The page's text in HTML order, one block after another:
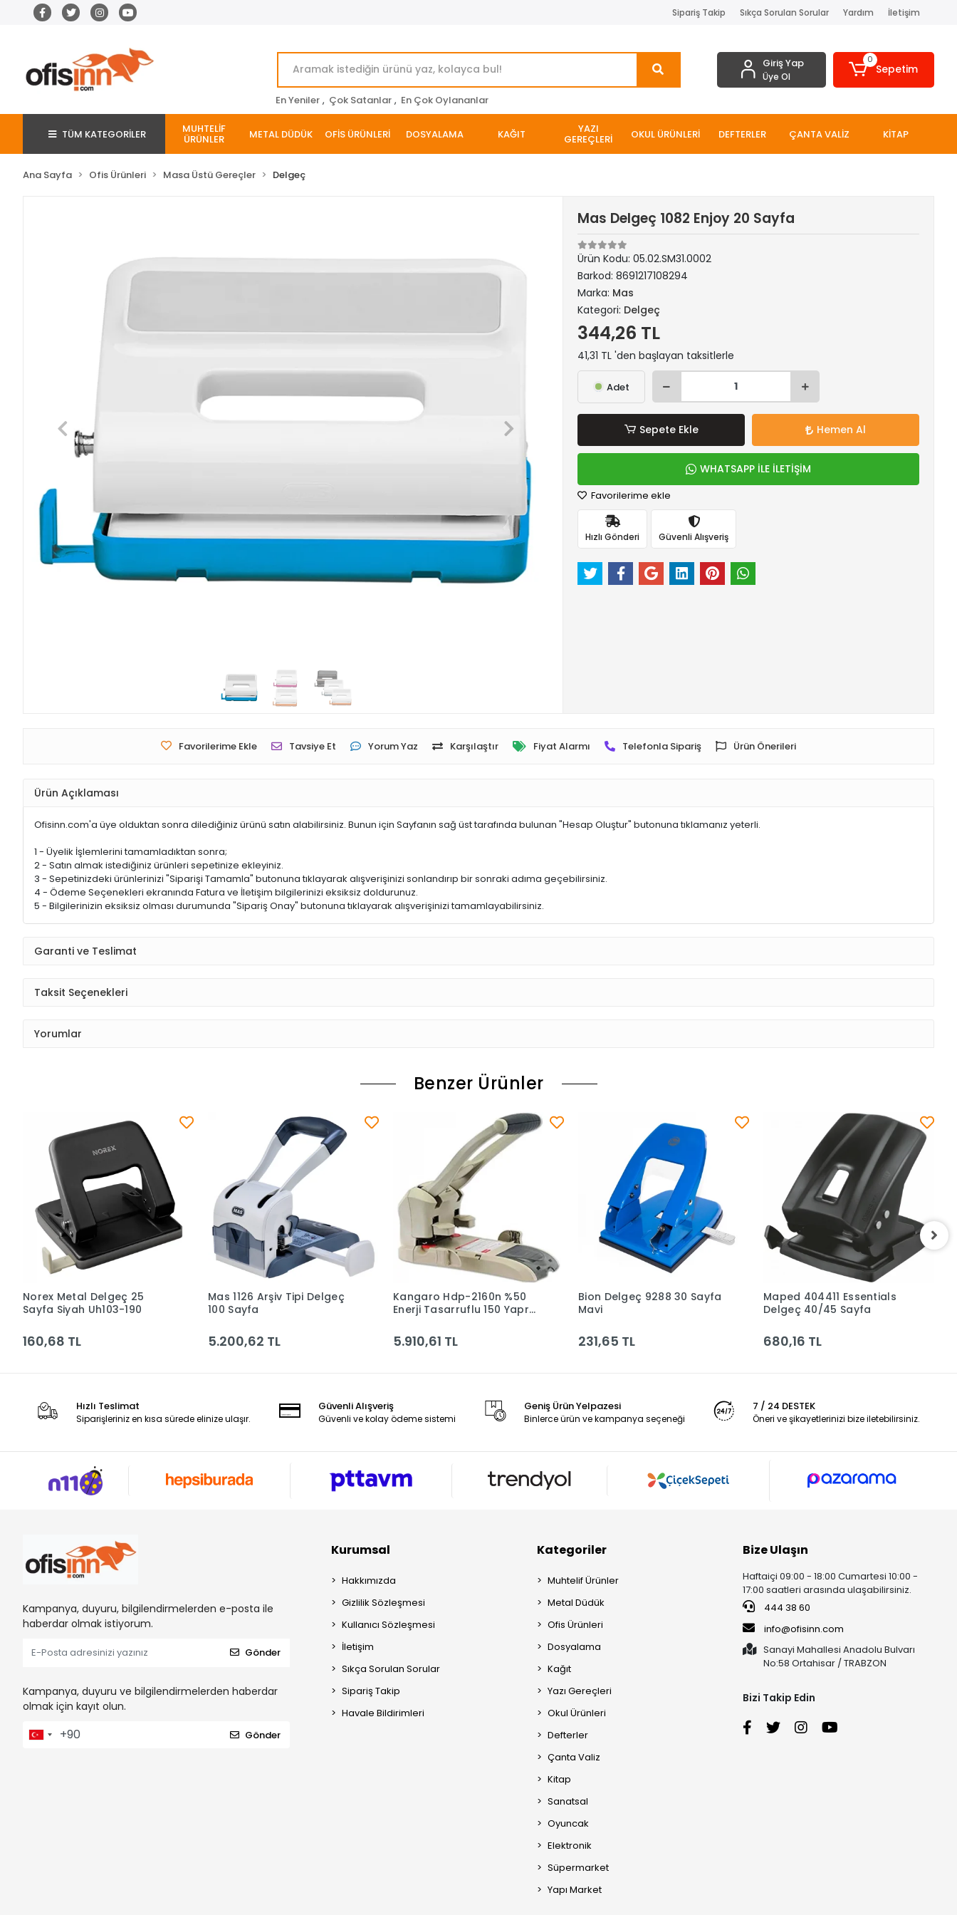
Sipariş Takip Sıkça Sorulan Sorular Yardım İletişim
En Yeniler , Çok Satanlar , En Çok Oylananlar
Giriş Yap
Üye Ol
0
Sepetim
TÜM KATEGORİLER MUHTELİF
ÜRÜNLER METAL DÜDÜK OFİS ÜRÜNLERİ DOSYALAMA KAĞIT YAZI
GEREÇLERİ OKUL ÜRÜNLERİ DEFTERLER ÇANTA VALİZ KİTAP
Ana Sayfa Ofis Ürünleri Masa Üstü Gereçler Delgeç
Mas Delgeç 1082 Enjoy 20 Sayfa
Ürün Kodu:05.02.SM31.0002
Barkod:8691217108294
Marka: Mas
Kategori: Delgeç
344,26 TL
41,31 TL 'den başlayan taksitlerle
Adet
Sepete Ekle Hemen Al
WHATSAPP İLE İLETİŞİM
Favorilerime ekle
Hızlı Gönderi Güvenli Alışveriş
Favorilerime Ekle Tavsiye Et Yorum Yaz Karşılaştır Fiyat Alarmı Telefonla Sipariş Ürün Önerileri
Ürün Açıklaması
Ofisinn.com'a üye olduktan sonra dilediğiniz ürünü satın alabilirsiniz. Bunun için Sayfanın sağ üst tarafında bulunan "Hesap Oluştur" butonuna tıklamanız yeterli.
1 - Üyelik İşlemlerini tamamladıktan sonra;
2 - Satın almak istediğiniz ürünleri sepetinize ekleyiniz.
3 - Sepetinizdeki ürünlerinizi "Siparişi Tamamla" butonuna tıklayarak alışverişinizi sonlandırıp bir sonraki adıma geçebilirsiniz.
4 - Ödeme Seçenekleri ekranında Fatura ve İletişim bilgilerinizi eksiksiz doldurunuz.
5 - Bilgilerinizin eksiksiz olması durumunda "Sipariş Onay" butonuna tıklayarak alışverişinizi tamamlayabilirsiniz.
Garanti ve Teslimat
Taksit Seçenekleri
Yorumlar
Benzer Ürünler
Sepete Ekle
Norex Metal Delgeç 25
Sayfa Siyah Uh103-190
160,68 TL
Sepete Ekle
Mas 1126 Arşiv Tipi Delgeç
100 Sayfa
5.200,62 TL
Sepete Ekle
Kangaro Hdp-2160n %50
Enerji Tasarruflu 150 Yaprak
G
5.910,61 TL
Sepete Ekle
Bion Delgeç 9288 30 Sayfa
Mavi
231,65 TL
Sepete Ekle
Maped 404411 Essentials
Delgeç 40/45 Sayfa
680,16 TL
Hızlı Teslimat
Siparişleriniz en kısa sürede elinize ulaşır.
Güvenli Alışveriş
Güvenli ve kolay ödeme sistemi
Geniş Ürün Yelpazesi
Binlerce ürün ve kampanya seçeneği
7 / 24 DESTEK
Öneri ve şikayetlerinizi bize iletebilirsiniz.
Kampanya, duyuru, bilgilendirmelerden e-posta ile
haberdar olmak istiyorum.
Gönder
Kampanya, duyuru ve bilgilendirmelerden haberdar
olmak için kayıt olun.
Gönder
Kurumsal
Hakkımızda
Gizlilik Sözleşmesi
Kullanıcı Sözleşmesi
İletişim
Sıkça Sorulan Sorular
Sipariş Takip
Havale Bildirimleri
Kategoriler
Muhtelif Ürünler
Metal Düdük
Ofis Ürünleri
Dosyalama
Kağıt
Yazı Gereçleri
Okul Ürünleri
Defterler
Çanta Valiz
Kitap
Sanatsal
Oyuncak
Elektronik
Süpermarket
Yapı Market
Bize Ulaşın
Haftaiçi 09:00 - 18:00 Cumartesi 10:00 -
17:00 saatleri arasında ulaşabilirsiniz.
444 38 60
info@ofisinn.com
Sanayi Mahallesi Anadolu Bulvarı
No:58 Ortahisar / TRABZON
Bizi Takip Edin